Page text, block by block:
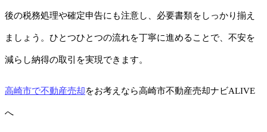
後の税務処理や確定申告にも注意し、必要書類をしっかり揃え
ましょう。ひとつひとつの流れを丁寧に進めることで、不安を
減らし納得の取引を実現できます。
高崎市で不動産売却 をお考えなら高崎市不動産売却ナビALIVE
へ